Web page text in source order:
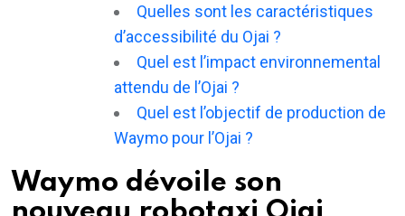
Quelles sont les caractéristiques
d’accessibilité du Ojai ?
Quel est l’impact environnemental
attendu de l’Ojai ?
Quel est l’objectif de production de
Waymo pour l’Ojai ?
Waymo dévoile son